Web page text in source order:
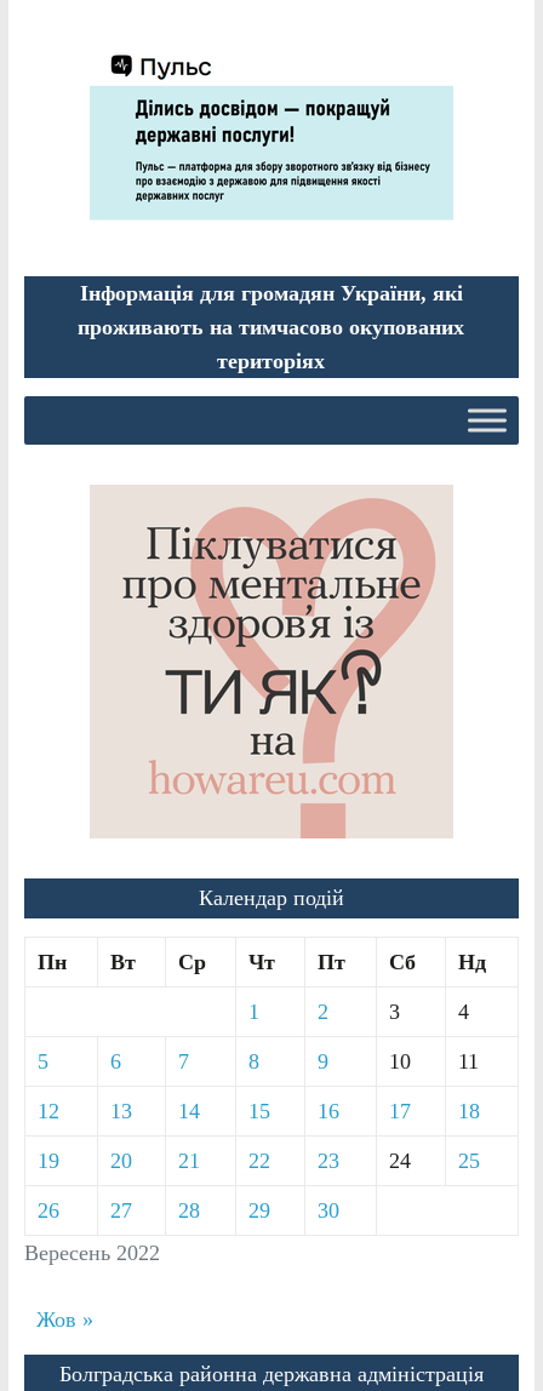
Інформація для громадян України, які
проживають на тимчасово окупованих
територіях
Календар подій
Вересень 2022
Пн Вт Ср Чт Пт Сб Нд
1 2 3 4
5 6 7 8 9 10 11
12 13 14 15 16 17 18
19 20 21 22 23 24 25
26 27 28 29 30
Жов »
Болградська районна державна адміністрація